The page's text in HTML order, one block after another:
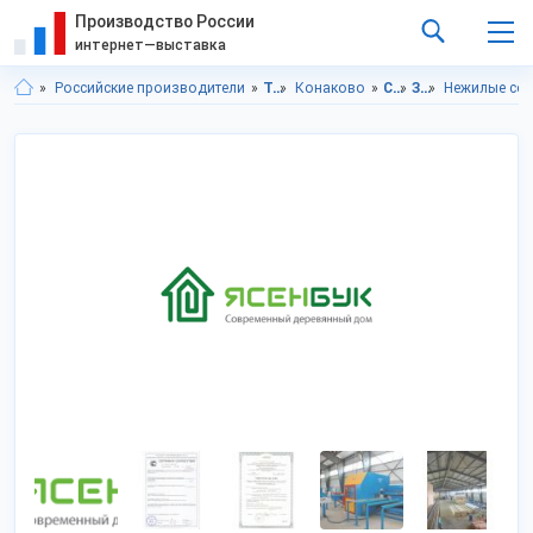
Производство России
интернет—выставка
Российские производители Тверская область Конаково Строительство и ремонт Здания заводской готовности Нежилые